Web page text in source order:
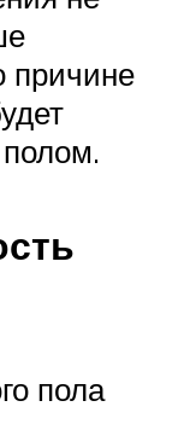
причине
пола